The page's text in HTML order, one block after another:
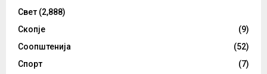
Свет (2,888)
Скопје
(9)
Соопштенија
(52)
Спорт
(7)